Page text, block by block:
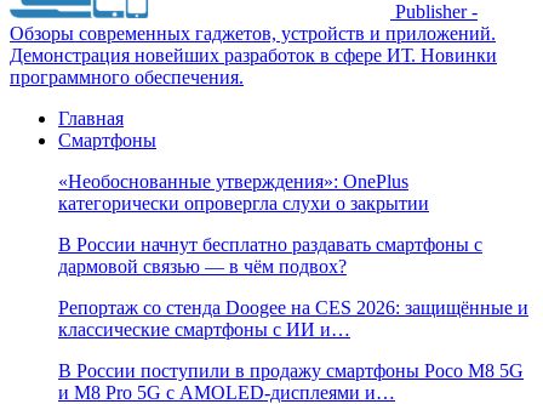
Publisher -
Обзоры современных гаджетов, устройств и приложений.
Демонстрация новейших разработок в сфере ИТ. Новинки
программного обеспечения.
Главная
Смартфоны
«Необоснованные утверждения»: OnePlus
категорически опровергла слухи о закрытии
В России начнут бесплатно раздавать смартфоны с
дармовой связью — в чём подвох?
Репортаж со стенда Doogee на CES 2026: защищённые и
классические смартфоны с ИИ и…
В России поступили в продажу смартфоны Poco M8 5G
и M8 Pro 5G с AMOLED-дисплеями и…